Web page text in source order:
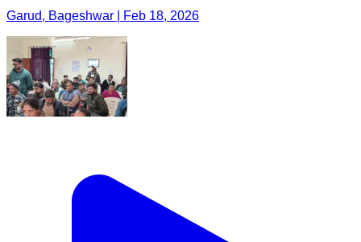
Garud, Bageshwar | Feb 18, 2026